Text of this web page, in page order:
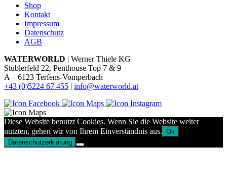
Shop
Kontakt
Impressum
Datenschutz
AGB
WATERWORLD | Werner Thiele KG
Stublerfeld 22, Penthouse Top 7 & 9
A – 6123 Terfens-Vomperbach
+43 (0)5224 67 455 | info@waterworld.at
Diese Website benutzt Cookies. Wenn Sie die Website weiter
nutzten, gehen wir von Ihrem Einverständnis aus. Ok
Datenschutzerklärung